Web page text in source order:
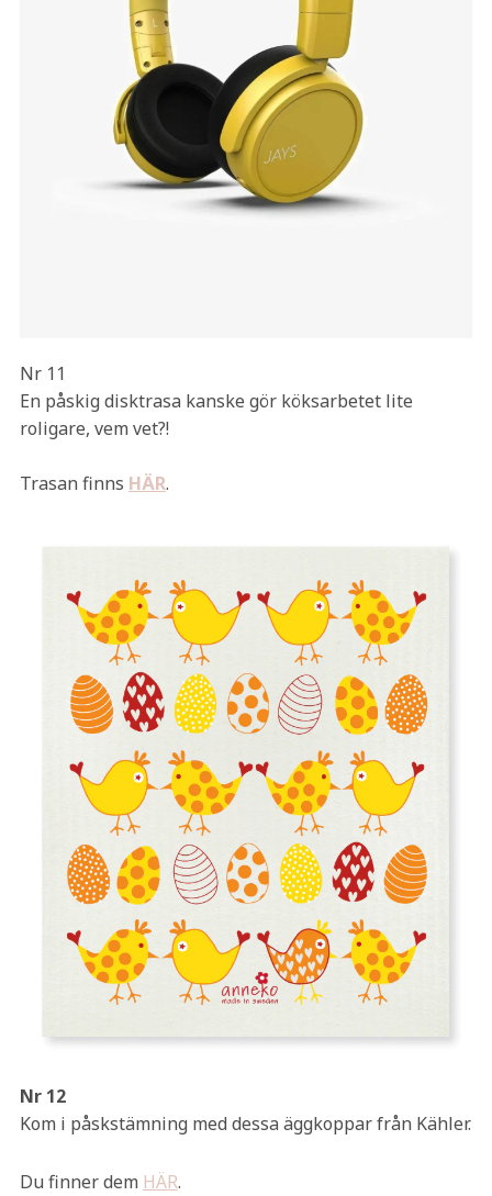
Nr 11
En påskig disktrasa kanske gör köksarbetet lite
roligare, vem vet?!
Trasan finns HÄR.
Nr 12
Kom i påskstämning med dessa äggkoppar från Kähler.
Du finner dem HÄR.